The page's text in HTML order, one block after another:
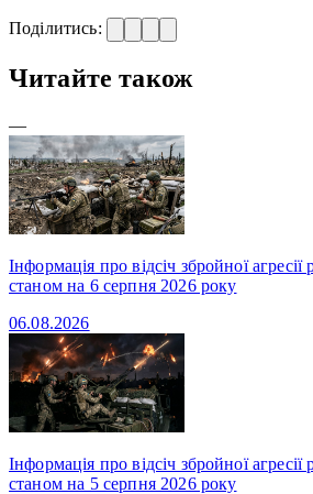
Поділитись:
Читайте також
—
Інформація про відсіч збройної
станом на 6 серпня 2026 року
06.08.2026
Інформація про відсіч збройної
станом на 5 серпня 2026 року